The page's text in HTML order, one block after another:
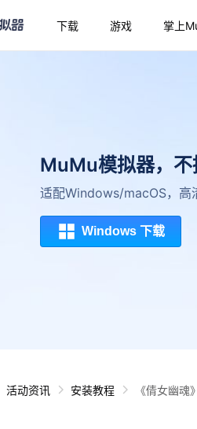
下载 游戏 掌上
MuMu模拟器，
适配Windows/macOS，高
Windows 下载
活动资讯 安装教程 《倩女幽